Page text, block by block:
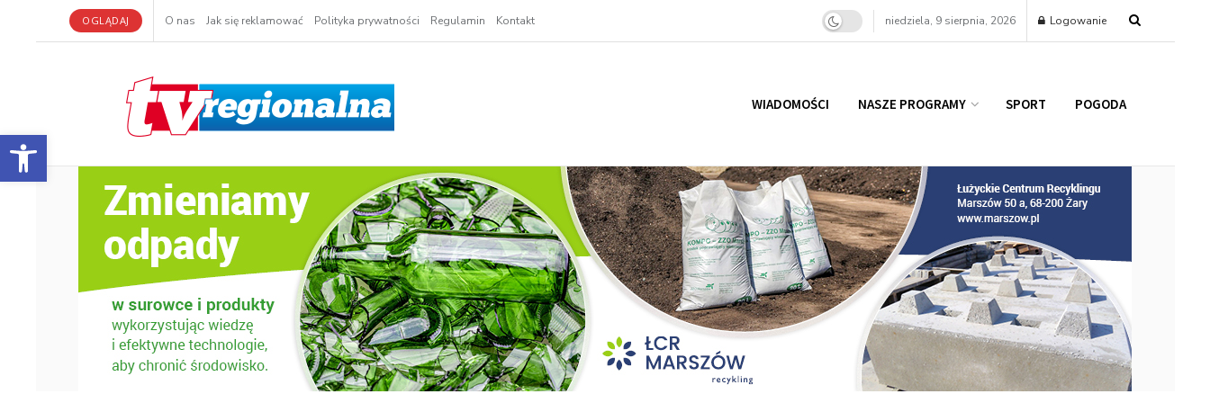
Otwórz pasek narzędzi
OGLĄDAJ O nas Jak się reklamować Polityka prywatności Regulamin Kontakt niedziela, 9 sierpnia, 2026 Logowanie
WIADOMOŚCI NASZE PROGRAMY SPORT POGODA